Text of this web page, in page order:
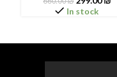
In stock